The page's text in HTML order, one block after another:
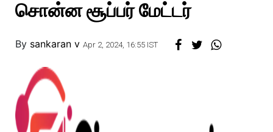
Story
சொன்ன சூப்பர் மேட்டர்
By sankaran v Apr 2, 2024, 16:55 IST